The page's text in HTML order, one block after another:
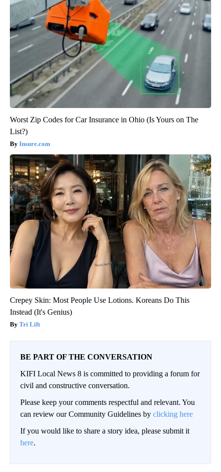
Worst Zip Codes for Car Insurance in Ohio (Is Yours on The
List?)
Insure.com
Crepey Skin: Most People Use Lotions. Koreans Do This
Instead (It's Genius)
Tri Lift
BE PART OF THE CONVERSATION
KIFI Local News 8 is committed to providing a forum for
civil and constructive conversation.
Please keep your comments respectful and relevant. You
can review our Community Guidelines by clicking here
If you would like to share a story idea, please submit it
here.